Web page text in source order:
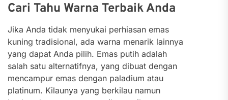
Cari Tahu Warna Terbaik Anda
Jika Anda tidak menyukai perhiasan emas
kuning tradisional, ada warna menarik lainnya
yang dapat Anda pilih. Emas putih adalah
salah satu alternatifnya, yang dibuat dengan
mencampur emas dengan paladium atau
platinum. Kilaunya yang berkilau namun